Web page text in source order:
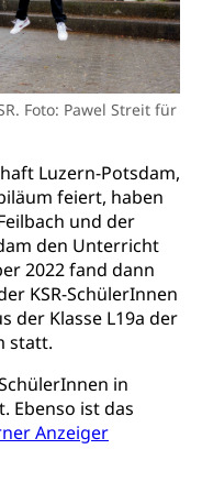
Foto: Pawel Streit für
Luzern-Potsdam,
feiert, haben
und der
den Unterricht
2022 fand dann
KSR-SchülerInnen
der Klasse L19a der
statt.
in
Ebenso ist das
Anzeiger
Erwachsene
(verkürzte
(verkürzte
besser.ch)
Erwachsene
Lehrvertrag,
und
& Arbeitsmarkt,
Zentralschweiz
–
Gesetzliche
Personen
Bildung
HSLU
PH Luzern
Sekundarstufe II,
mit
FMS und